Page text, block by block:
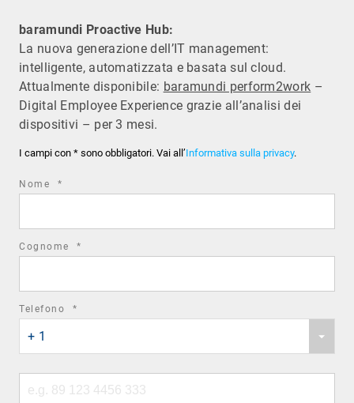
baramundi Proactive Hub:
La nuova generazione dell’IT management:
intelligente, automatizzata e basata sul cloud.
Attualmente disponibile: baramundi perform2work –
Digital Employee Experience grazie all’analisi dei
dispositivi – per 3 mesi.
I campi con * sono obbligatori. Vai all’Informativa sulla privacy.
Nome *
Cognome *
Telefono *
country
code
+ 1
number